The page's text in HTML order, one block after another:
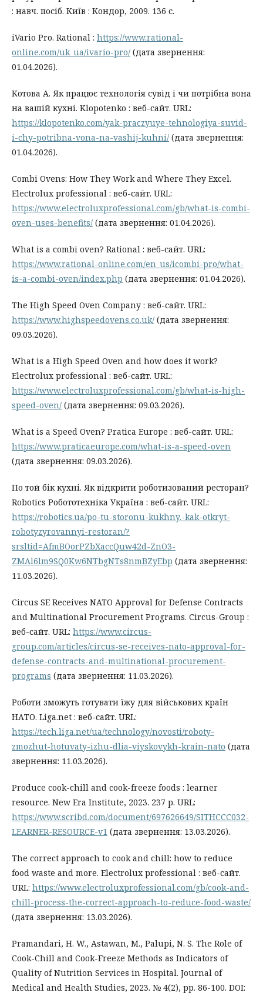
: навч. посіб. Київ : Кондор, 2009. 136 с.
iVario Pro. Rational : https://www.rational-
online.com/uk_ua/ivario-pro/ (дата звернення:
01.04.2026).
Котова А. Як працює технологія сувід і чи потрібна вона
на вашій кухні. Klopotenko : веб-сайт. URL:
https://klopotenko.com/yak-praczyuye-tehnologiya-suvid-
i-chy-potribna-vona-na-vashij-kuhni/ (дата звернення:
01.04.2026).
Combi Ovens: How They Work and Where They Excel.
Electrolux professional : веб-сайт. URL:
https://www.electroluxprofessional.com/gb/what-is-combi-
oven-uses-benefits/ (дата звернення: 01.04.2026).
What is a combi oven? Rational : веб-сайт. URL:
https://www.rational-online.com/en_us/icombi-pro/what-
is-a-combi-oven/index.php (дата звернення: 01.04.2026).
The High Speed Oven Company : веб-сайт. URL:
https://www.highspeedovens.co.uk/ (дата звернення:
09.03.2026).
What is a High Speed Oven and how does it work?
Electrolux professional : веб-сайт. URL:
https://www.electroluxprofessional.com/gb/what-is-high-
speed-oven/ (дата звернення: 09.03.2026).
What is a Speed Oven? Pratica Europe : веб-сайт. URL:
https://www.praticaeurope.com/what-is-a-speed-oven
(дата звернення: 09.03.2026).
По той бік кухні. Як відкрити роботизований ресторан?
Robotics Робототехніка Україна : веб-сайт. URL:
https://robotics.ua/po-tu-storonu-kukhny.-kak-otkryt-
robotyzyrovannyi-restoran/?
srsltid=AfmBOorPZbXaccQuw42d-ZnO3-
ZMAl6lm9SQ0Kw6NTbgNTs8nmBZyEbp (дата звернення:
11.03.2026).
Circus SE Receives NATO Approval for Defense Contracts
and Multinational Procurement Programs. Circus-Group :
веб-сайт. URL: https://www.circus-
group.com/articles/circus-se-receives-nato-approval-for-
defense-contracts-and-multinational-procurement-
programs (дата звернення: 11.03.2026).
Роботи зможуть готувати їжу для військових країн
НАТО. Liga.net : веб-сайт. URL:
https://tech.liga.net/ua/technology/novosti/roboty-
zmozhut-hotuvaty-izhu-dlia-viyskovykh-krain-nato (дата
звернення: 11.03.2026).
Produce cook-chill and cook-freeze foods : learner
resource. New Era Institute, 2023. 237 р. URL:
https://www.scribd.com/document/697626649/SITHCCC032-
LEARNER-RESOURCE-v1 (дата звернення: 13.03.2026).
The correct approach to cook and chill: how to reduce
food waste and more. Electrolux professional : веб-сайт.
URL: https://www.electroluxprofessional.com/gb/cook-and-
chill-process-the-correct-approach-to-reduce-food-waste/
(дата звернення: 13.03.2026).
Pramandari, H. W., Astawan, M., Palupi, N. S. The Role of
Cook-Chill and Cook-Freeze Methods as Indicators of
Quality of Nutrition Services in Hospital. Journal of
Medical and Health Studies, 2023. № 4(2), рр. 86-100. DOI: